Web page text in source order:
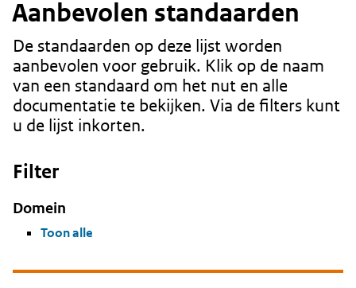
Aanbevolen standaarden
Content
De standaarden op deze lijst worden
aanbevolen voor gebruik. Klik op de naam
van een standaard om het nut en alle
documentatie te bekijken. Via de filters kunt
u de lijst inkorten.
Filter
Domein
Toon alle